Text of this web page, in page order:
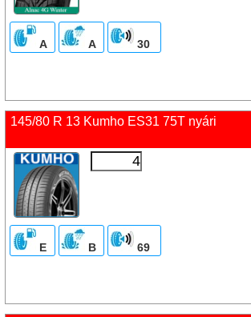
A A 30
145/80 R 13 Kumho ES31 75T nyári
E B 69